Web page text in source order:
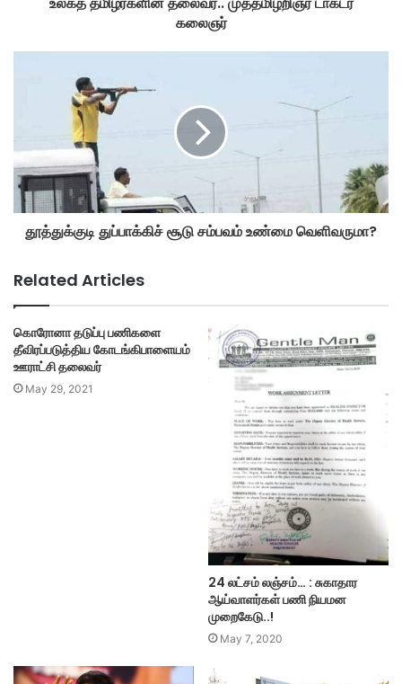
கலைஞர்
தூத்துக்குடி துப்பாக்கிச் சூடு சம்பவம் உண்மை வெளிவருமா?
Related Articles
கொரோனா தடுப்பு பணிகளை
தீவிரப்படுத்திய கோடங்கிபாளையம்
ஊராட்சி தலைவர்
May 29, 2021
24 லட்சம் லஞ்சம்… : சுகாதார
ஆய்வாளர்கள் பணி நியமன
முறைகேடு..!
May 7, 2020